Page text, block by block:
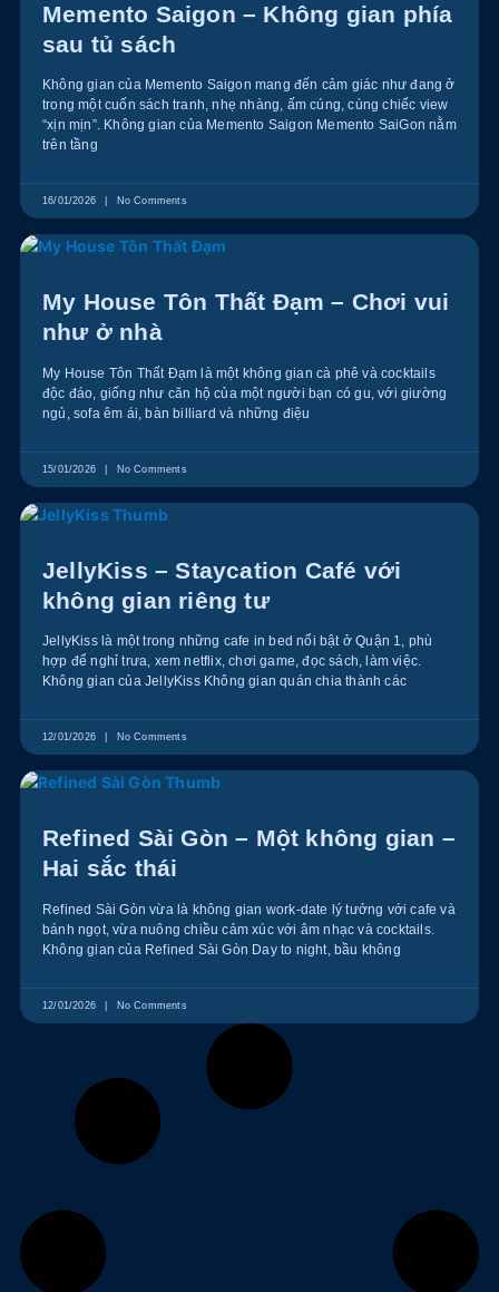
Memento Saigon – Không gian phía
sau tủ sách
Không gian của Memento Saigon mang đến cảm giác như đang ở
trong một cuốn sách tranh, nhẹ nhàng, ấm cúng, cùng chiếc view
“xịn mịn”. Không gian của Memento Saigon Memento SaiGon nằm
trên tầng
16/01/2026 No Comments
My House Tôn Thất Đạm – Chơi vui
như ở nhà
My House Tôn Thất Đạm là một không gian cà phê và cocktails
độc đáo, giống như căn hộ của một người bạn có gu, với giường
ngủ, sofa êm ái, bàn billiard và những điệu
15/01/2026 No Comments
JellyKiss – Staycation Café với
không gian riêng tư
JellyKiss là một trong những cafe in bed nổi bật ở Quận 1, phù
hợp để nghỉ trưa, xem netflix, chơi game, đọc sách, làm việc.
Không gian của JellyKiss Không gian quán chia thành các
12/01/2026 No Comments
Refined Sài Gòn – Một không gian –
Hai sắc thái
Refined Sài Gòn vừa là không gian work-date lý tưởng với cafe và
bánh ngọt, vừa nuông chiều cảm xúc với âm nhạc và cocktails.
Không gian của Refined Sài Gòn Day to night, bầu không
12/01/2026 No Comments